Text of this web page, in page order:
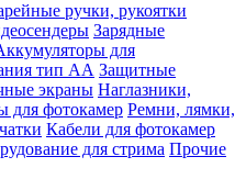
ручки, рукоятки
Зарядные
для
тип АА Защитные
экраны Наглазники,
для фотокамер Ремни, лямки,
Кабели для фотокамер
для стрима Прочие